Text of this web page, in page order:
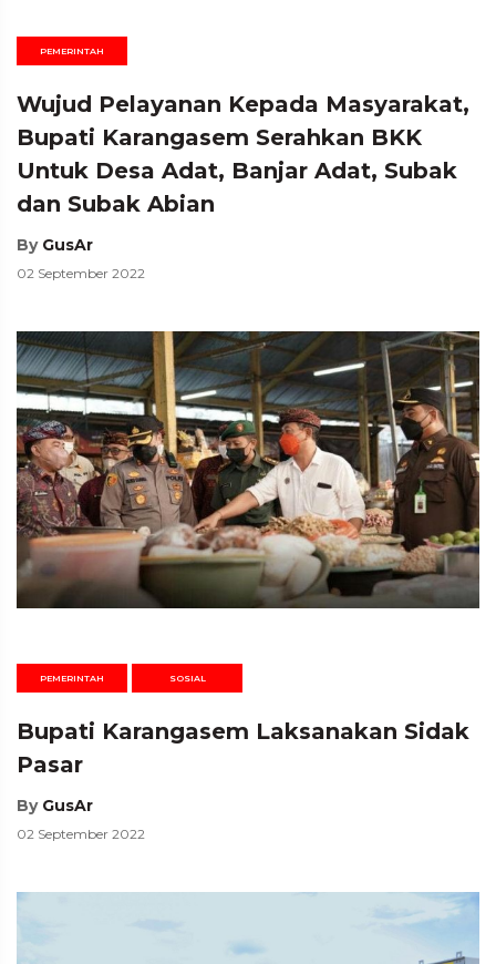
PEMERINTAH
Wujud Pelayanan Kepada Masyarakat,
Bupati Karangasem Serahkan BKK
Untuk Desa Adat, Banjar Adat, Subak
dan Subak Abian
By GusAr
02 September 2022
PEMERINTAH SOSIAL
Bupati Karangasem Laksanakan Sidak
Pasar
By GusAr
02 September 2022